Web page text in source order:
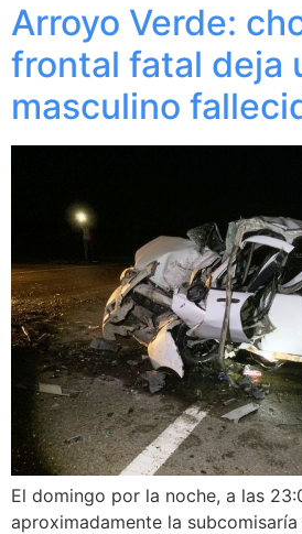
Arroyo Verde:
frontal fatal deja
masculino
El domingo por la noche, a las
aproximadamente la